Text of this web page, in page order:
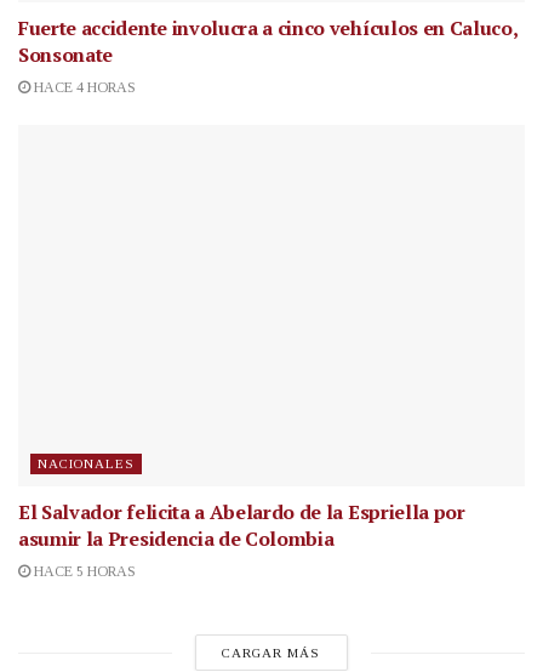
Fuerte accidente involucra a cinco vehículos en Caluco,
Sonsonate
HACE 4 HORAS
NACIONALES
El Salvador felicita a Abelardo de la Espriella por
asumir la Presidencia de Colombia
HACE 5 HORAS
CARGAR MÁS